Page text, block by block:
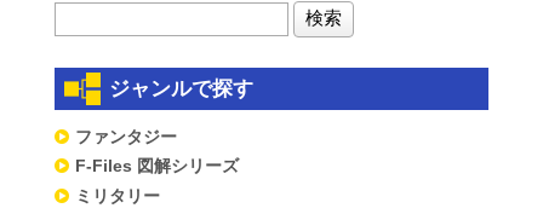
ジャンルで探す
ファンタジー
F-Files 図解シリーズ
ミリタリー